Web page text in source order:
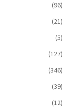
(96)
(21)
(5)
(127)
(346)
(39)
(12)